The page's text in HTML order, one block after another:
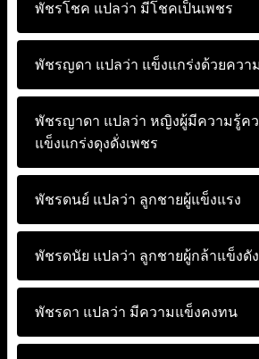
พัชรโชค แปลว่า มีโชคเป็นเพชร
พัชรญดา แปลว่า แข็งแกร่งด้วยควา
พัชรญาดา แปลว่า หญิงผู้มีความรู้ค
แข็งแกร่งดุงดั่งเพชร
พัชรดนย์ แปลว่า ลูกชายผู้แข็งแรง
พัชรดนัย แปลว่า ลูกชายผู้กล้าแข็งดั
พัชรดา แปลว่า มีความแข็งคงทน